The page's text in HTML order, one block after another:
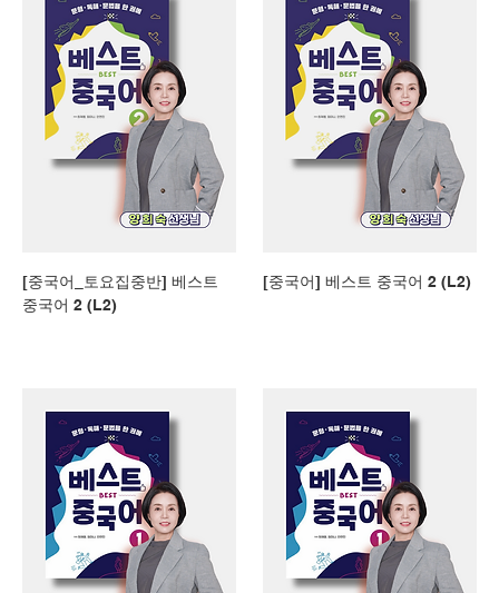
[중국어_토요집중반] 베스트
중국어 2 (L2)
[중국어] 베스트 중국어 2 (L2)